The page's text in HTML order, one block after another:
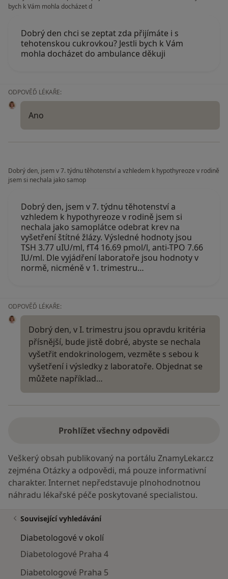
bych k Vám mohla docházet d
Dobrý den chci se zeptat zda přijímáte i s
tehotenskou cukrovkou? Jestli bych k Vám
mohla docházet do ambulance děkuji
ODPOVĚĎ LÉKAŘE:
Ano
Dobrý den, jsem v 7. týdnu těhotenství a vzhledem k hypothyreoze v rodině
jsem si nechala jako samop
Dobrý den, jsem v 7. týdnu těhotenství a
vzhledem k hypothyreoze v rodině jsem si
nechala jako samoplátce odebrat krev na
vyšetření štítné žlázy. Výsledné hodnoty jsou
TSH 3.77 uIU/ml, fT4 16.69 pmol/l, anti-TPO 7.66
IU/ml. Dle vyjádření laboratoře jsou hodnoty v
normě, nicméně v 1. trimestru…
ODPOVĚĎ LÉKAŘE:
Dobrý den, v I. trimestru jsou opravdu kritéria
přísnější, bude jistě dobré, abyste se nechala
vyšetřit endokrinologem, vezměte s sebou k
vyšetření i výsledky z laboratoře. Objednat se
můžete například…
Prohlížet všechny odpovědi
Veškerý obsah publikovaný na portálu ZnamyLekar.cz
zejména Otázky a odpovědi, má pouze informativní
charakter. Internet nepředstavuje plnohodnotnou
náhradu lékařské péče poskytované specialistou.
Související vyhledávání
Diabetologové v okolí
Diabetologové Praha 4
Diabetologové Praha 5